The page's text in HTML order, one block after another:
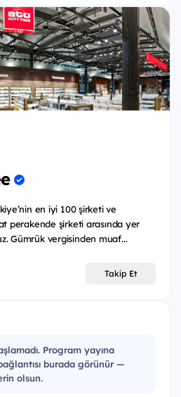
degree student,
spoken English (French or
or having volunteered in
in adding value to projects
e.g. Microsoft Excel, Word
keen to learn and be a
qualifications, we are
to our Young Talent
Talent Program?
en iyi 100 şirketi ve
perakende şirketi arasında yer
Gümrük vergisinden muaf...
Takip Et
Program yayına
burada görünür —
olsun.